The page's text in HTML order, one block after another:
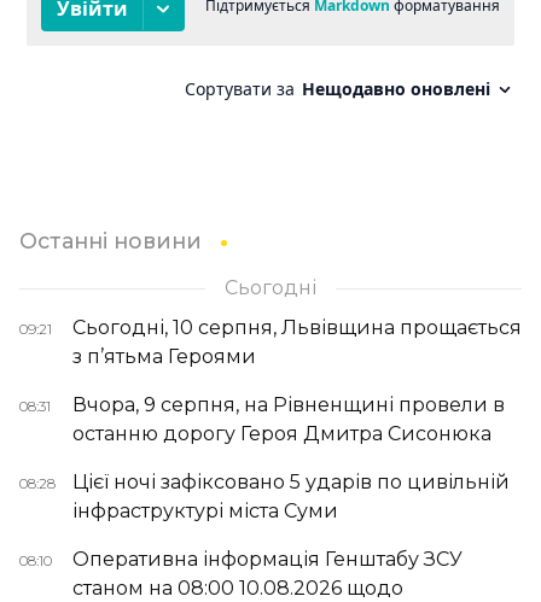
Останні новини
Сьогодні
09:21
Сьогодні, 10 серпня, Львівщина прощається
з п’ятьма Героями
08:31
Вчора, 9 серпня, на Рівненщині провели в
останню дорогу Героя Дмитра Сисонюка
08:28
Цієї ночі зафіксовано 5 ударів по цивільній
інфраструктурі міста Суми
08:10
Оперативна інформація Генштабу ЗСУ
станом на 08:00 10.08.2026 щодо